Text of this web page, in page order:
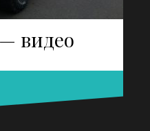
видео